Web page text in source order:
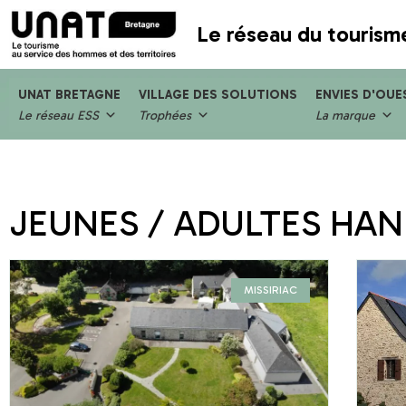
Le réseau du
UNAT BRETAGNE
Le réseau ESS
VILLAGE DES SOLUTIONS
Trophées
ENVIES
La marque
JEUNES / ADULTES
MISSIRIAC